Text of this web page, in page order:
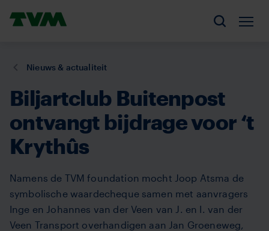
inhoud
Zoeken
U
hier:
Nieuws & actualiteit
Biljartclub Buitenpost
ontvangt bijdrage voor ‘t
Krythûs
Namens de TVM foundation mocht Joop Atsma de
symbolische waardecheque samen met aanvragers
Inge en Johannes van der Veen van J. en I. van der
Veen Transport overhandigen aan Jan Groeneweg,